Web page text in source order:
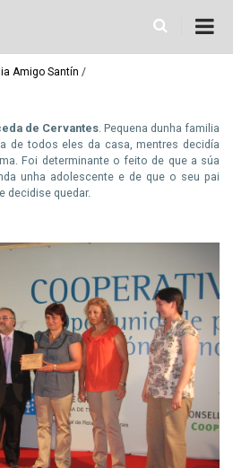
Amigo Santín
de Cervantes. Pequena dunha familia
de todos eles da casa, mentres decidía
Foi determinante o feito de que a súa
unha adolescente e de que o seu pai
decidise quedar.